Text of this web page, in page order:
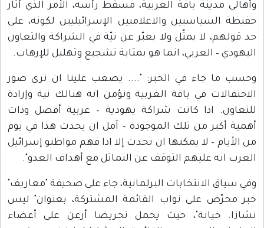
وأهالي مدينة باقة الغربية، مسقط رأسه، الأمر الذي أثار
حفيظة السياسيين والاعلاميين الإسرائيليين لكونه، على
حد قولهم، لا يمثّل ولا يعبّر عن نيّة في الشراكة والتعاون
اليهودي – العربي، انما هو بمثابة تشجيع وتهليل للإرهاب.
وحسب ما جاء في الخبر: ".... يصعب علينا ان نرى صور
الاحتفالات في باقة الغربية ونؤمن انه هنالك نية وإرادة
للتعاون. اذا كانت شراكة يهودية – عربية أفضل وذات
أهمية أكبر من تلك الموجودة – آمل ان يحدث هذا في يوم
من الأيام – لا يمكنها ان تحدث إلا اذا فهم مواطنو إسرائيل
العرب انه عليهم التوقف عن التماثل مع أهداف العدو".
وفي سياق الانتخابات البرلمانية، جاء على صحيفة "معاريف"
خبر محرّض على نواب القائمة المشتركة، بعنوان" ليس
نشازا. خيانة"، حيث يحمل تحريضا أرعن على أعضاء